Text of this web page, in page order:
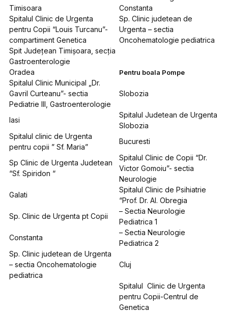
Timisoara
Constanta
Spitalul Clinic de Urgenta
pentru Copii “Louis Turcanu”-
compartiment Genetica
Sp. Clinic judetean de
Urgenta – sectia
Oncohematologie pediatrica
Spit Judeţean Timişoara, secţia
Gastroenterologie
Oradea
Pentru boala Pompe
Spitalul Clinic Municipal „Dr.
Gavril Curteanu”- sectia
Pediatrie III, Gastroenterologie
Slobozia
Iasi
Spitalul Judetean de Urgenta
Slobozia
Spitalul clinic de Urgenta
pentru copii ” Sf. Maria”
Bucuresti
Sp Clinic de Urgenta Judetean
“Sf. Spiridon “
Spitalul Clinic de Copii “Dr.
Victor Gomoiu”- sectia
Neurologie
Galati
Spitalul Clinic de Psihiatrie
“Prof. Dr. Al. Obregia
Sp. Clinic de Urgenta pt Copii
– Sectia Neurologie
Pediatrica 1
Constanta
– Sectia Neurologie
Pediatrica 2
Sp. Clinic judetean de Urgenta
– sectia Oncohematologie
pediatrica
Cluj
Spitalul Clinic de Urgenta
pentru Copii-Centrul de
Genetica